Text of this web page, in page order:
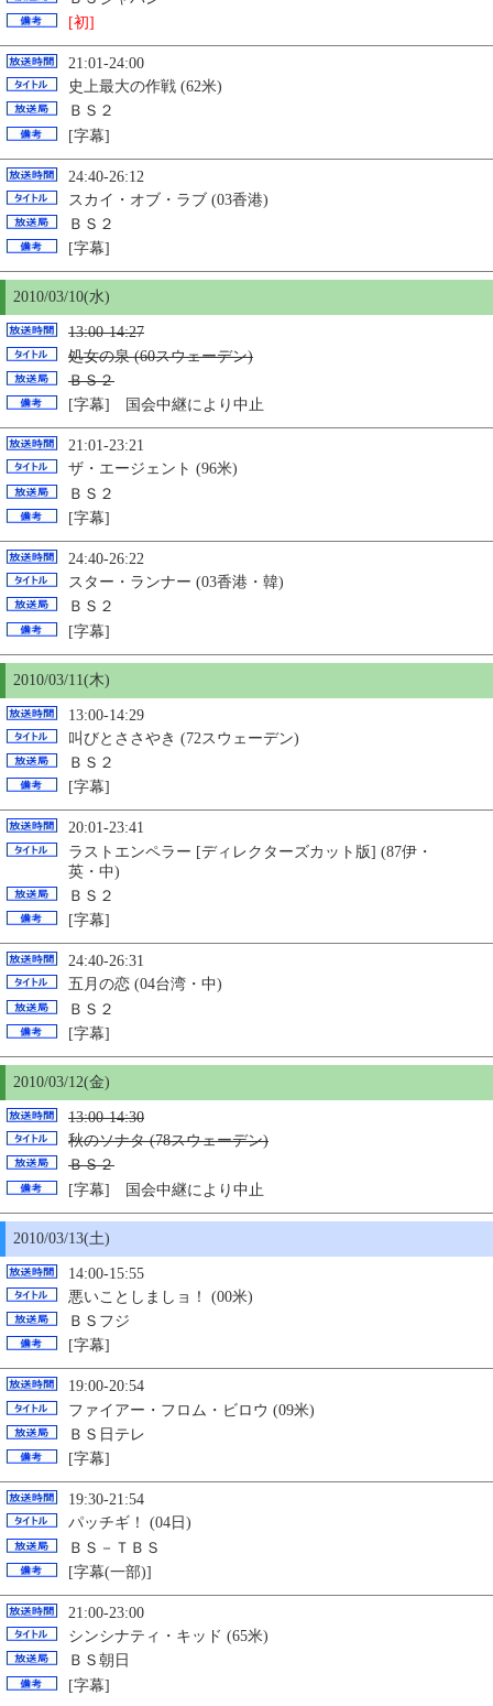
[初]
21:01-24:00
史上最大の作戦 (62米)
ＢＳ２
[字幕]
24:40-26:12
スカイ・オブ・ラブ (03香港)
ＢＳ２
[字幕]
2010/03/10(水)
13:00-14:27
処女の泉 (60スウェーデン)
ＢＳ２
[字幕] 国会中継により中止
21:01-23:21
ザ・エージェント (96米)
ＢＳ２
[字幕]
24:40-26:22
スター・ランナー (03香港・韓)
ＢＳ２
[字幕]
2010/03/11(木)
13:00-14:29
叫びとささやき (72スウェーデン)
ＢＳ２
[字幕]
20:01-23:41
ラストエンペラー [ディレクターズカット版] (87伊・
英・中)
ＢＳ２
[字幕]
24:40-26:31
五月の恋 (04台湾・中)
ＢＳ２
[字幕]
2010/03/12(金)
13:00-14:30
秋のソナタ (78スウェーデン)
ＢＳ２
[字幕] 国会中継により中止
2010/03/13(土)
14:00-15:55
悪いことしましョ！ (00米)
ＢＳフジ
[字幕]
19:00-20:54
ファイアー・フロム・ビロウ (09米)
ＢＳ日テレ
[字幕]
19:30-21:54
パッチギ！ (04日)
ＢＳ－ＴＢＳ
[字幕(一部)]
21:00-23:00
シンシナティ・キッド (65米)
ＢＳ朝日
[字幕]